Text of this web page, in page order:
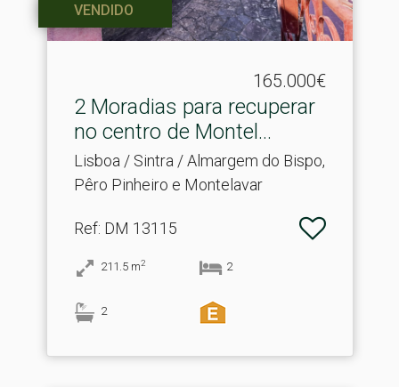
VENDIDO
165.000€
2 Moradias para recuperar
no centro de Montel.​..
Lisboa / Sintra / Almargem do Bispo,
Pêro Pinheiro e Montelavar
Ref: DM 13115
211.5 m2 2
2